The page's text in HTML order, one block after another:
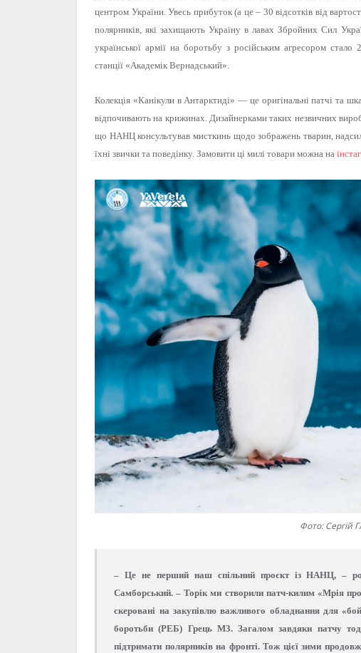
центром України. Увесь прибуток (а це – 30 відсотків від
полярників, які захищають Україну в лавах Збройних Сил
української армії на боротьбу з російським агресором
станції «Академік Вернадський».
Колекція «Канікули в Антарктиді» — це оригінальні патчі та
відпочивають на крижинах. Дизайнерками таких незвичних
що НАНЦ консультував мисткинь щодо зображень тварин,
їхні звички та поведінку. Замовити ці милі товари можна на
Фото: Сергій
– Це не перший наш спільний проєкт із НАНЦ, –
Самборський.– Торік ми створили патч-килим «Мрія
скеровані на закупівлю важливого обладнання для
боротьби (РЕБ) Грець М3. Загалом завдяки патчу
підтримати полярників на фронті. Тож цієї зими